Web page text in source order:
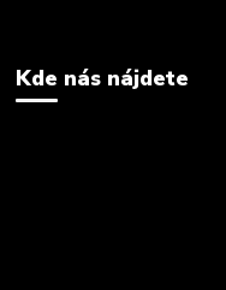
Kde nás nájdete